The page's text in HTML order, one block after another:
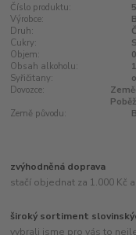
Číslo produktu:
Výrobce:
Druh:
Cukry:
Objem:
Obsah alkoholu:
Syřičitany:
Dovozce:
Země původu:
zvýhodněná doprava
stačí objednat za 1.000 Kč
široký sortiment
vybrali jsme pro vás to